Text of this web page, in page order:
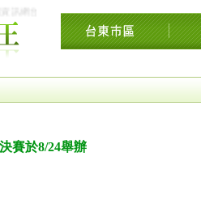
網台東花東花蓮綠島民宿住宿旅遊景點交
賽於8/24舉辦